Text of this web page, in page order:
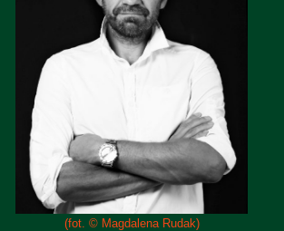
(fot. © Magdalena Rudak)